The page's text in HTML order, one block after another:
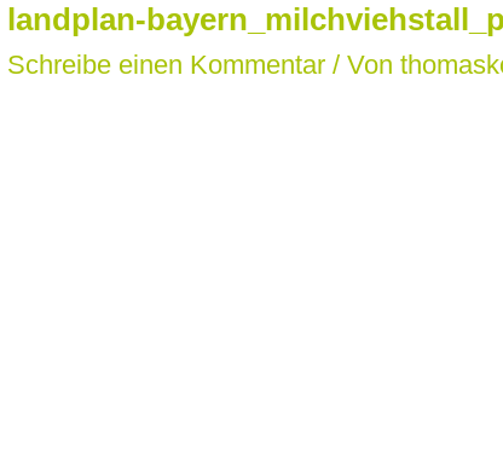
landplan-
Schreibe einen Kommentar / Von